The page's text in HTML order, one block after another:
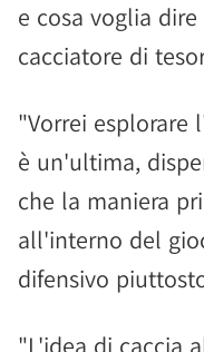
e cosa voglia
cacciatore di
"Vorrei esplorare
è un'ultima,
che la maniera
all'interno del
difensivo
"L'idea di caccia